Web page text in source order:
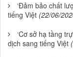
‘Đảm bảo chất
tiếng Việt (22/06/
‘Cơ sở hạ tầng
dịch sang tiếng Việt